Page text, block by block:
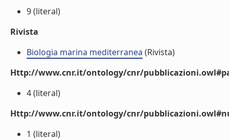
9 (literal)
Rivista
Biologia marina mediterranea (Rivista)
Http://www.cnr.it/ontology/cnr/
4 (literal)
Http://www.cnr.it/ontology/cnr/
1 (literal)